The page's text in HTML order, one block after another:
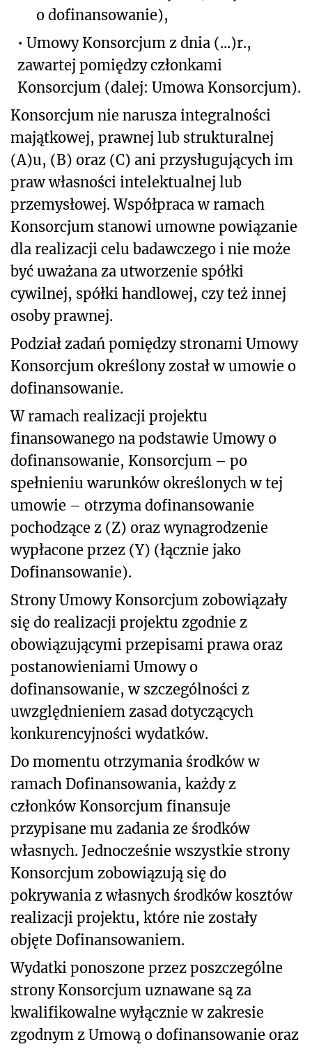
o dofinansowanie),
• Umowy Konsorcjum z dnia (...)r.,
zawartej pomiędzy członkami
Konsorcjum (dalej: Umowa Konsorcjum).
Konsorcjum nie narusza integralności
majątkowej, prawnej lub strukturalnej
(A)u, (B) oraz (C) ani przysługujących im
praw własności intelektualnej lub
przemysłowej. Współpraca w ramach
Konsorcjum stanowi umowne powiązanie
dla realizacji celu badawczego i nie może
być uważana za utworzenie spółki
cywilnej, spółki handlowej, czy też innej
osoby prawnej.
Podział zadań pomiędzy stronami Umowy
Konsorcjum określony został w umowie o
dofinansowanie.
W ramach realizacji projektu
finansowanego na podstawie Umowy o
dofinansowanie, Konsorcjum – po
spełnieniu warunków określonych w tej
umowie – otrzyma dofinansowanie
pochodzące z (Z) oraz wynagrodzenie
wypłacone przez (Y) (łącznie jako
Dofinansowanie).
Strony Umowy Konsorcjum zobowiązały
się do realizacji projektu zgodnie z
obowiązującymi przepisami prawa oraz
postanowieniami Umowy o
dofinansowanie, w szczególności z
uwzględnieniem zasad dotyczących
konkurencyjności wydatków.
Do momentu otrzymania środków w
ramach Dofinansowania, każdy z
członków Konsorcjum finansuje
przypisane mu zadania ze środków
własnych. Jednocześnie wszystkie strony
Konsorcjum zobowiązują się do
pokrywania z własnych środków kosztów
realizacji projektu, które nie zostały
objęte Dofinansowaniem.
Wydatki ponoszone przez poszczególne
strony Konsorcjum uznawane są za
kwalifikowalne wyłącznie w zakresie
zgodnym z Umową o dofinansowanie oraz